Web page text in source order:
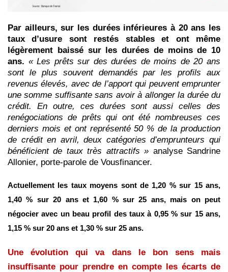
Par ailleurs, sur les durées inférieures à 20 ans les
taux d’usure sont restés stables et ont même
légèrement baissé sur les durées de moins de 10
ans. « Les prêts sur des durées de moins de 20 ans
sont le plus souvent demandés par les profils aux
revenus élevés, avec de l’apport qui peuvent emprunter
une somme suffisante sans avoir à allonger la durée du
crédit. En outre, ces durées sont aussi celles des
renégociations de prêts qui ont été nombreuses ces
derniers mois et ont représenté 50 % de la production
de crédit en avril, deux catégories d’emprunteurs qui
bénéficient de taux très attractifs » analyse Sandrine
Allonier, porte-parole de Vousfinancer.
Actuellement les taux moyens sont de 1,20 % sur 15 ans,
1,40 % sur 20 ans et 1,60 % sur 25 ans, mais on peut
négocier avec un beau profil des taux à 0,95 % sur 15 ans,
1,15 % sur 20 ans et 1,30 % sur 25 ans.
Une évolution qui va dans le bon sens mais
insuffisante pour prendre en compte les écarts de